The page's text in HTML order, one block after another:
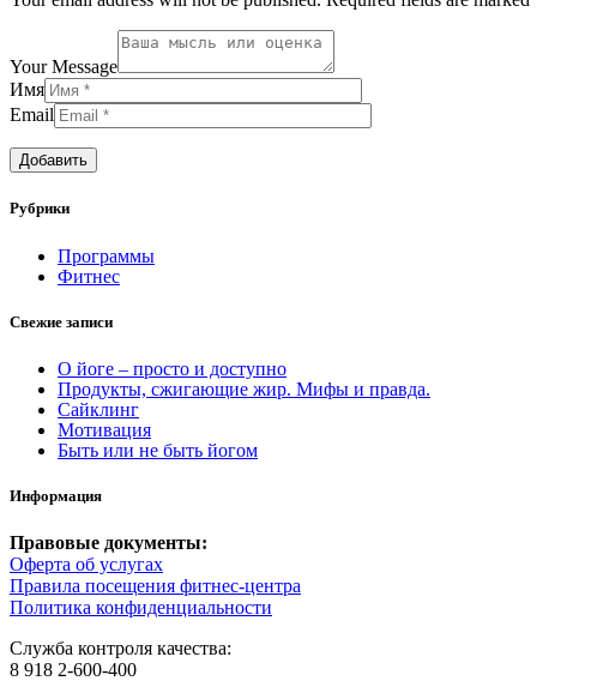
Your Message
Имя
Email
Рубрики
Программы
Фитнес
Свежие записи
О йоге – просто и доступно
Продукты, сжигающие жир. Мифы и правда.
Сайклинг
Мотивация
Быть или не быть йогом
Информация
Правовые документы:
Оферта об услугах
Правила посещения фитнес-центра
Политика конфиденциальности
Служба контроля качества:
8 918 2-600-400